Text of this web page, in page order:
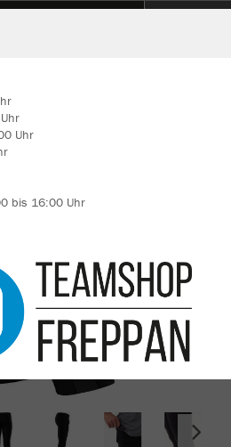
Uhr
bis 16:00 Uhr
Website verbessern. Weitere
in den Einstellungen.
Alle ablehnen
mehr Infos
Impressum